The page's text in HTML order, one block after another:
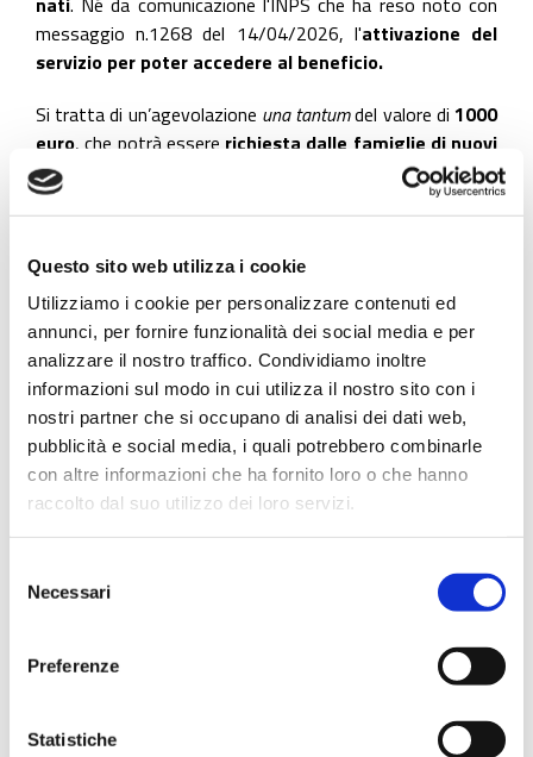
Questo sito web utilizza i cookie
Utilizziamo i cookie per personalizzare contenuti ed
annunci, per fornire funzionalità dei social media e per
analizzare il nostro traffico. Condividiamo inoltre
informazioni sul modo in cui utilizza il nostro sito con i
nostri partner che si occupano di analisi dei dati web,
pubblicità e social media, i quali potrebbero combinarle
con altre informazioni che ha fornito loro o che hanno
raccolto dal suo utilizzo dei loro servizi.
delNecessari
Preferenze
Statistiche
messaggio n.1268 del 14/04/2026, l'attivazione del
servizio per poter accedere al beneficio.
Si tratta di un’agevolazione una tantumdel valore di1000
euro, che potrà essere richiesta dalle famiglie di nuovi
nati, bambini adottati o in affidamento preadottivo.
Il contributo riguarda figli nati o adottati
nel periodo
Affinché sia ritenuta valida,
presentata entro 120 giorni dalla nascita o
dall’adozione, mentre per gli eventi avvenuti prima
dell’apertura del servizio la scadenza è fissata al
agosto 2026.
Sarà possibile inoltrare la richiestaonline, tramite il sito
ufficiale dell'INPS oppure avere supporto nella
compilazione rivolgendosi ad una sede Inca del territorio
(approfondisci qui).
Potranno fare domanda i residenti in Italia che siano:
cittadini dell'Unione europea,
cittadini di Paesi extra UE in possesso dei requisiti di